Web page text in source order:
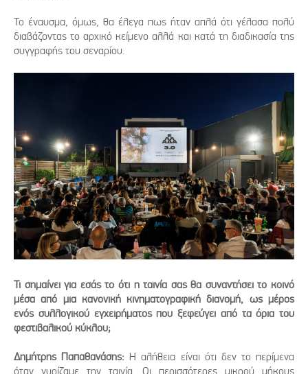
Το έναυσμα, όμως, θα έλεγα πως ήταν απλά ότι γέλασα πολύ
διαβάζοντας το αρχικό κείμενο αλλά και κατά τη διαδικασία της
συγγραφής του σεναρίου.
Τι σημαίνει για εσάς το ότι η ταινία σας θα συναντήσει το κοινό
μέσα από μια κανονική κινηματογραφική διανομή, ως μέρος
ενός συλλογικού εγχειρήματος που ξεφεύγει από τα όρια του
φεστιβαλικού κύκλου;
Δημήτρης Παπαθανάσης: Η αλήθεια είναι ότι δεν το περίμενα
όταν γυρίζαμε την ταινία. Οι περισσότερες μικρού μήκους